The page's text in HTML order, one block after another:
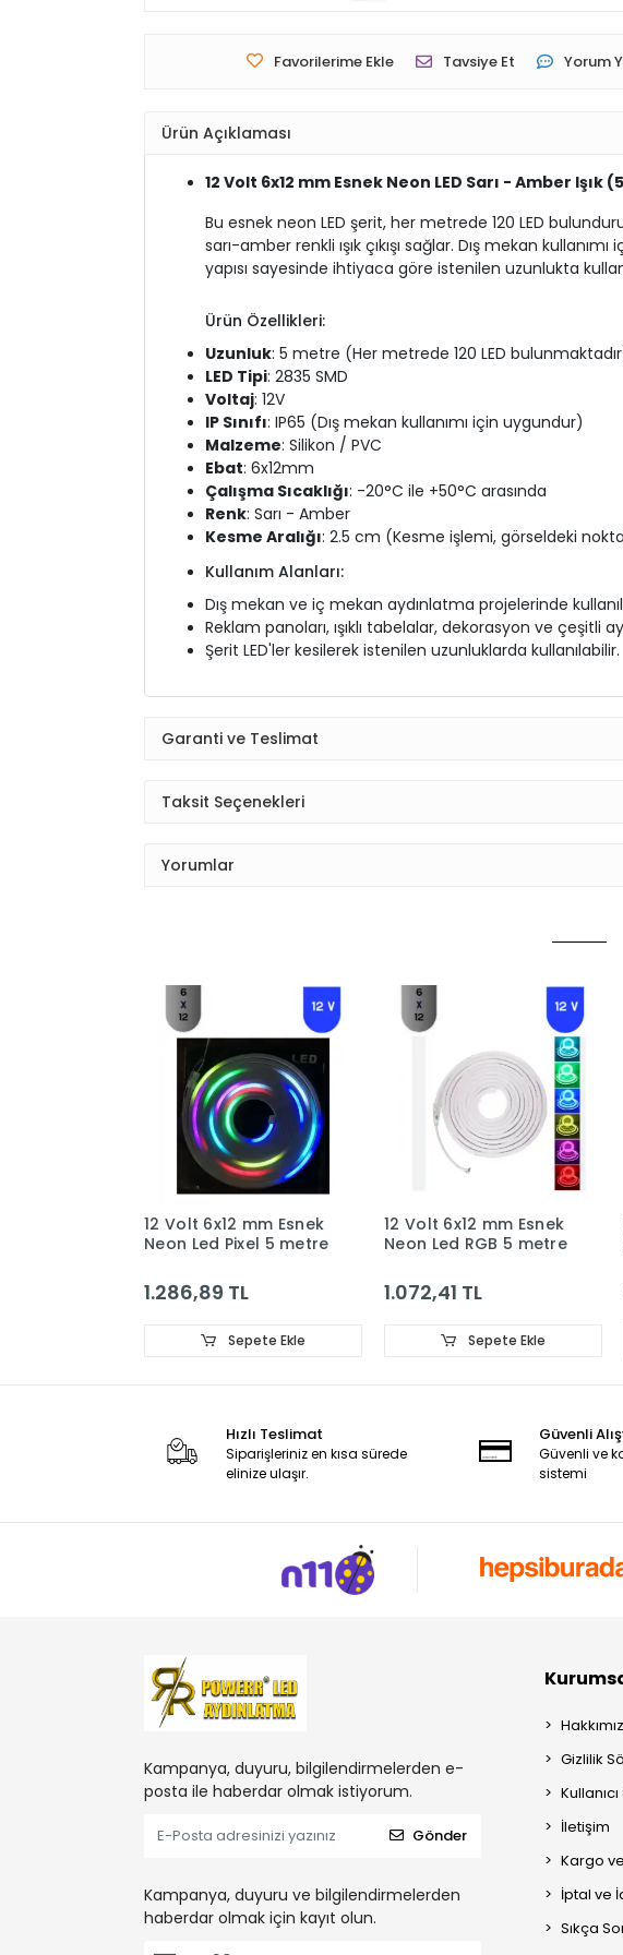
Favorilerime Ekle Tavsiye Et Yorum
Ürün Açıklaması
12 Volt 6x12 mm Esnek Neon LED Sarı - Amber Işık
Bu esnek neon LED şerit, her metrede 120 LED
sarı-amber renkli ışık çıkışı sağlar. Dış mekan
yapısı sayesinde ihtiyaca göre istenilen uzunlukta
Ürün Özellikleri:
Uzunluk: 5 metre (Her metrede 120 LED
LED Tipi: 2835 SMD
Voltaj: 12V
IP Sınıfı: IP65 (Dış mekan kullanımı için uygundur)
Malzeme: Silikon / PVC
Ebat: 6x12mm
Çalışma Sıcaklığı: -20°C ile +50°C arasında
Renk: Sarı - Amber
Kesme Aralığı: 2.5 cm (Kesme işlemi, görseldeki
Kullanım Alanları:
Dış mekan ve iç mekan aydınlatma projelerinde
Reklam panoları, ışıklı tabelalar, dekorasyon ve çeşitli
Şerit LED'ler kesilerek istenilen uzunluklarda kullanılabilir.
Garanti ve Teslimat
Taksit Seçenekleri
Yorumlar
12 Volt 6x12 mm Esnek
Neon Led Pixel 5 metre
1.286,89 TL
Sepete Ekle
12 Volt 6x12 mm Esnek
Neon Led RGB 5 metre
1.072,41 TL
Sepete Ekle
Hızlı Teslimat
Siparişleriniz en kısa sürede
elinize ulaşır.
Güvenli
Güvenli ve
sistemi
Kampanya, duyuru, bilgilendirmelerden e-
posta ile haberdar olmak istiyorum.
Gönder
Kampanya, duyuru ve bilgilendirmelerden
haberdar olmak için kayıt olun.
Gizlilik
İletişim
Kargo
İptal ve
Sıkça